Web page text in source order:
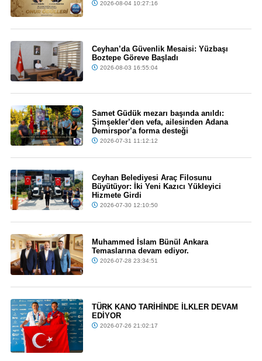
2026-08-04 10:27:16
Ceyhan’da Güvenlik Mesaisi: Yüzbaşı
Boztepe Göreve Başladı
2026-08-03 16:55:04
Samet Güdük mezarı başında anıldı:
Şimşekler’den vefa, ailesinden Adana
Demirspor’a forma desteği
2026-07-31 11:12:12
Ceyhan Belediyesi Araç Filosunu
Büyütüyor: İki Yeni Kazıcı Yükleyici
Hizmete Girdi
2026-07-30 12:10:50
Muhammed İslam Bünül Ankara
Temaslarına devam ediyor.
2026-07-28 23:34:51
TÜRK KANO TARİHİNDE İLKLER DEVAM
EDİYOR
2026-07-26 21:02:17